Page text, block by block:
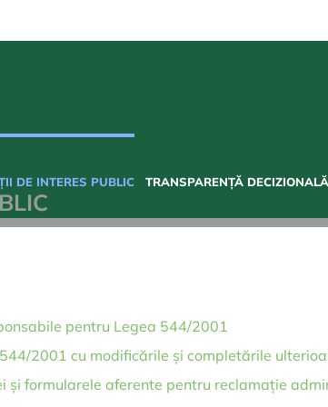
DE INTERES PUBLIC TRANSPARENȚĂ DECIZIONALĂ
pentru Legea 544/2001
2001 cu modificările și completările
și formularele aferente pentru reclamație